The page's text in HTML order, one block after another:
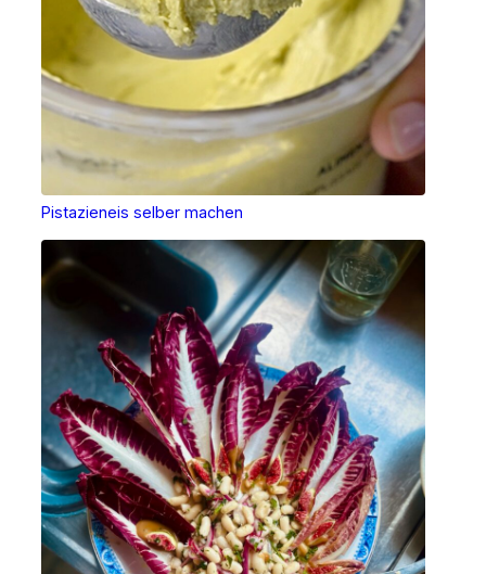
Pistazieneis selber machen